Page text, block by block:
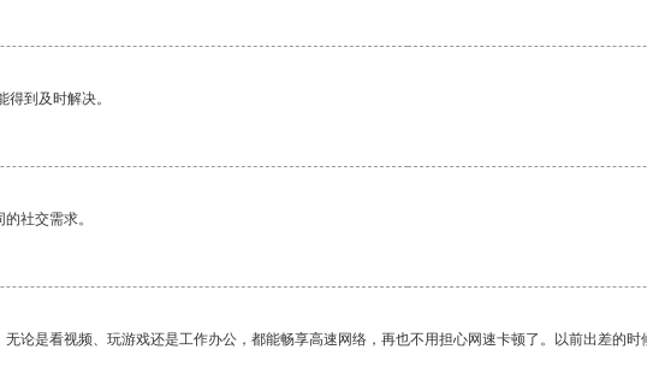
到及时解决。
社交需求。
论是看视频、玩游戏还是工作办公，都能畅享高速网络，再也不用担心网速卡顿了。以前出差的